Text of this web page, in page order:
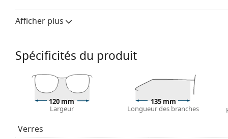
fait qu'elles enferment entièrement le verre, et
de monture convient à tous les verres, y compris
Le chiffon fourni est idéal pour le nettoyage et
livrés avec un sac en tissu au lieu d'un chiffon.
Explorez la gamme complète delunettes de vue pour
des lunettessi vous avez besoin d'aide pour choisir.
Ceci est un dispositif médical. Lisez le mode d'emploi
Afficher plus
Spécificités du produit
120 mm
Largeur
135 mm
Longueur des branches
Verres